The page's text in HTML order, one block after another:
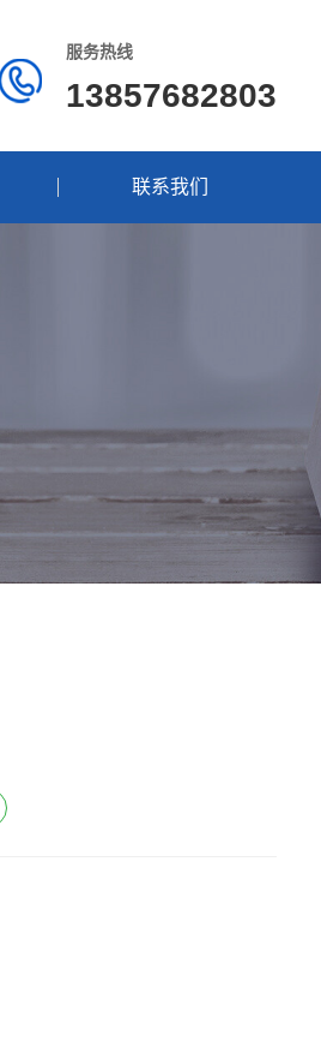
服务热线
13857682803
联系我们